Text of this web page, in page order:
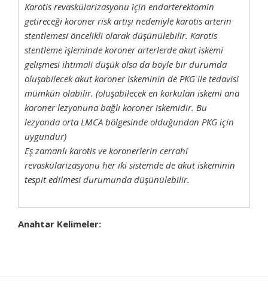
Karotis revaskülarizasyonu için endarterektomin
getireceği koroner risk artışı nedeniyle karotis arterin
stentlemesi öncelikli olarak düşünülebilir. Karotis
stentleme işleminde koroner arterlerde akut iskemi
gelişmesi ihtimali düşük olsa da böyle bir durumda
oluşabilecek akut koroner iskeminin de PKG ile tedavisi
mümkün olabilir. (oluşabilecek en korkulan iskemi ana
koroner lezyonuna bağlı koroner iskemidir. Bu
lezyonda orta LMCA bölgesinde olduğundan PKG için
uygundur)
Eş zamanlı karotis ve koronerlerin cerrahi
revaskülarizasyonu her iki sistemde de akut iskeminin
tespit edilmesi durumunda düşünülebilir.
Anahtar Kelimeler: